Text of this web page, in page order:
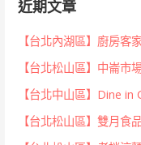
近期文章
【台北內湖區】廚房客
【台北松山區】中崙市
【台北中山區】Dine in
【台北松山區】雙月食